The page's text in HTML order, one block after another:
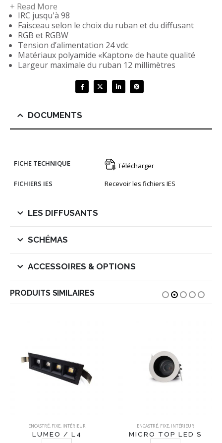
+ Read More
Nous vous accompagnons et conseillons dans vos
calculs de cotes afin d’optimiser les longueurs des
linéaires tout en respectant les contraintes de
sécabilité, de puissance ainsi que de chutes de tension
des rubans LED.
IRC jusqu'à 98
Faisceau selon le choix du ruban et du diffusant
RGB et RGBW
Tension d’alimentation 24 vdc
Matériaux polyamide «Kapton» de haute qualité
Largeur maximale du ruban 12 millimètres
DOCUMENTS
FICHE TECHNIQUE
Télécharger
FICHIERS IES
Recevoir les fichiers IES
LES DIFFUSANTS
SCHÉMAS
ACCESSOIRES & OPTIONS
PRODUITS SIMILAIRES
ENCASTRÉ, FIXE, INTÉRIEUR
LUMEO / L4
ENCASTRÉ, FIXE, INTÉRIEUR
MICRO TOP LED S